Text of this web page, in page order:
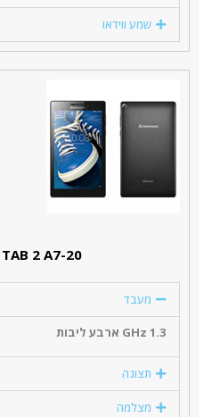
שמע ווידאו
TAB 2 A7-20
מעבד
1.3 GHz ארבע ליבות
תצוגה
מצלמה